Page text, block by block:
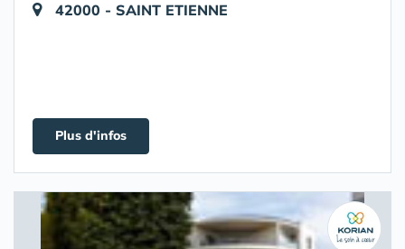
42000 - SAINT ETIENNE
Plus d'infos